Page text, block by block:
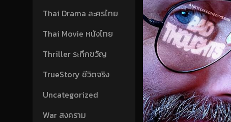
Thai Drama ละครไทย
Thai Movie หนังไทย
Thriller ระทึกขวัญ
TrueStory ชีวิตจริง
Uncategorized
War สงคราม